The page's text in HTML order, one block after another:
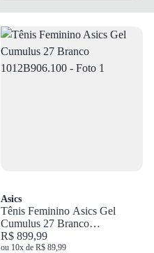
Asics
Tênis Feminino Asics Gel
Cumulus 27 Branco
1012B906.100
R$ 899,99
ou 10x de R$ 89,99